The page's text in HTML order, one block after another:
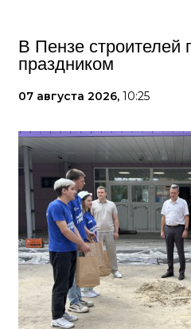
В Пензе строителей
праздником
07 августа 2026, 10:25